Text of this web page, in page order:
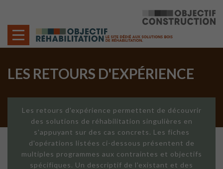
LES RETOURS D'EXPÉRIENCE
Les retours d'expérience permettent de découvrir
des solutions de réhabilitation singulières en
s'appuyant sur des cas concrets. Les fiches
d'opérations listées ci-dessous présentent de
multiples programmes aux contraintes et objectifs
spécifiques. Un descriptif de l'existant et des